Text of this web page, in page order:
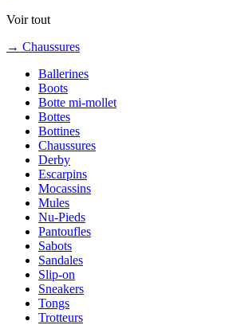
Voir tout
→ Chaussures
Ballerines
Boots
Botte mi-mollet
Bottes
Bottines
Chaussures
Derby
Escarpins
Mocassins
Mules
Nu-Pieds
Pantoufles
Sabots
Sandales
Slip-on
Sneakers
Tongs
Trotteurs